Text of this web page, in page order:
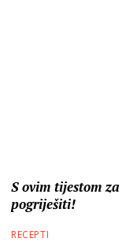
S ovim tijestom
pogriješiti!
RECEPTI